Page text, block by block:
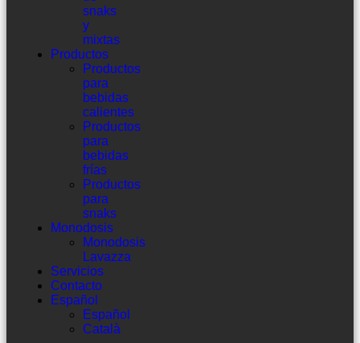
snaks
y
mixtas
Productos
Productos
para
bebidas
calientes
Productos
para
bebidas
frías
Productos
para
snaks
Monodosis
Monodosis
Lavazza
Servicios
Contacto
Español
Español
Català